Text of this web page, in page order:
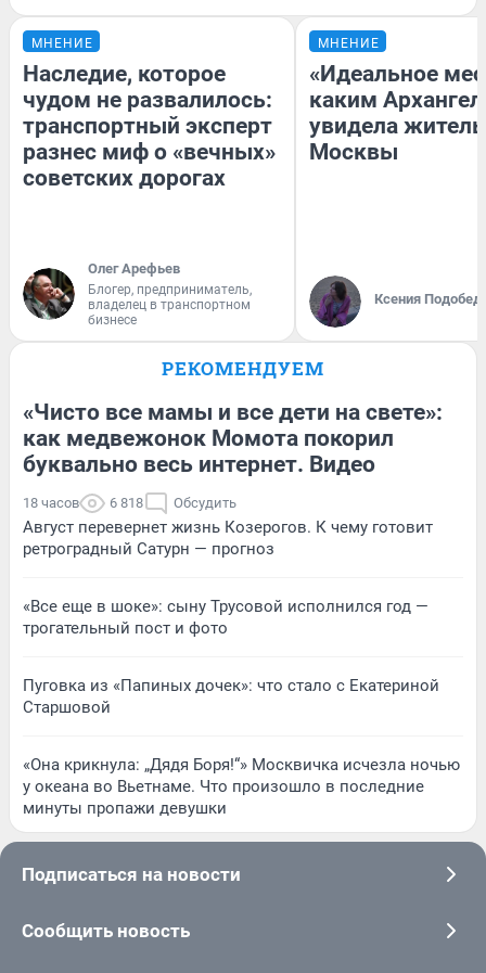
МНЕНИЕ
Наследие, которое
чудом не развалилось:
транспортный эксперт
разнес миф о «вечных»
советских дорогах
Олег Арефьев
Блогер, предприниматель,
владелец в транспортном
бизнесе
МНЕНИЕ
«Идеальное
каким
увидела
Москвы
Ксения
РЕКОМЕНДУЕМ
«Чисто все мамы и все дети на свете»:
как медвежонок Момота покорил
буквально весь интернет. Видео
18 часов 6 818 Обсудить
Август перевернет жизнь Козерогов. К чему готовит
ретроградный Сатурн — прогноз
«Все еще в шоке»: сыну Трусовой исполнился год —
трогательный пост и фото
Пуговка из «Папиных дочек»: что стало с Екатериной
Старшовой
«Она крикнула: „Дядя Боря!“» Москвичка исчезла ночью
у океана во Вьетнаме. Что произошло в последние
минуты пропажи девушки
Подписаться на новости
Сообщить новость